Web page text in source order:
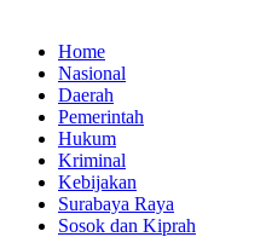
Home
Nasional
Daerah
Pemerintah
Hukum
Kriminal
Kebijakan
Surabaya Raya
Sosok dan Kiprah